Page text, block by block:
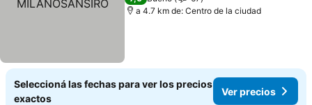
a 4.7 km de: Centro de la ciudad
Seleccioná las fechas para ver los precios
exactos
Ver precios